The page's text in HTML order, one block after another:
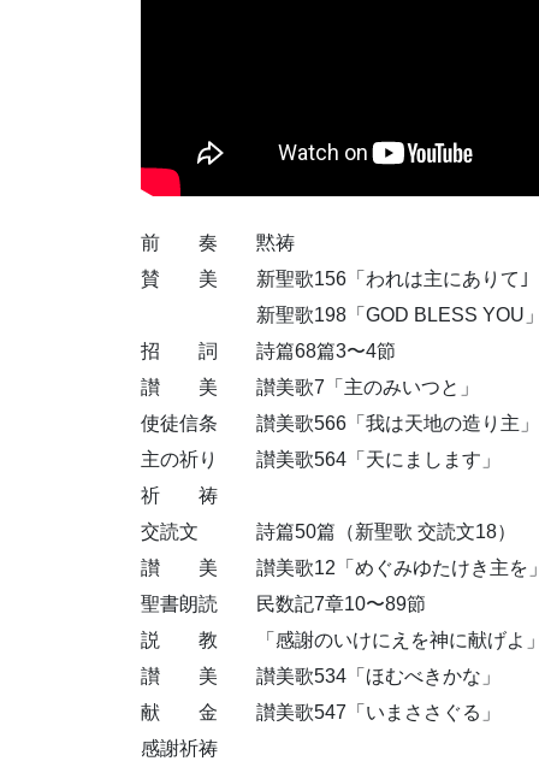
前 奏 黙祷
賛 美 新聖歌156「われは主にありて｣
新聖歌198「GOD BLESS YOU」
招 詞 詩篇68篇3〜4節
讃 美 讃美歌7「主のみいつと」
使徒信条 讃美歌566「我は天地の造り主」
主の祈り 讃美歌564「天にまします」
祈 祷
交読文 詩篇50篇（新聖歌 交読文18）
讃 美 讃美歌12「めぐみゆたけき主を」
聖書朗読 民数記7章10〜89節
説 教 「感謝のいけにえを神に献げよ」
讃 美 讃美歌534「ほむべきかな」
献 金 讃美歌547「いまささぐる」
感謝祈祷